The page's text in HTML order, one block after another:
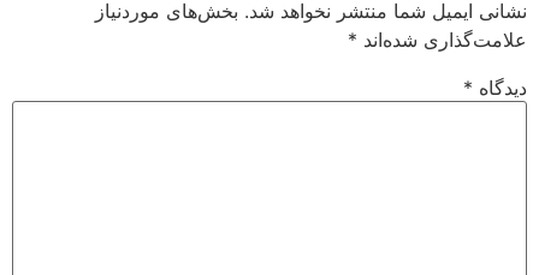
نشانی ایمیل شما منتشر نخواهد شد. بخش‌های موردنیاز
علامت‌گذاری شده‌اند*
دیدگاه*